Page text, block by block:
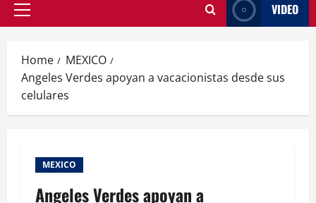
Primary
VIDEO
Home
MEXICO
Angeles Verdes apoyan a vacacionistas desde sus
celulares
MEXICO
Angeles Verdes apoyan a